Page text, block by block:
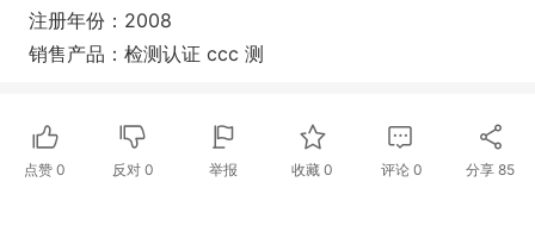
注册年份：2008
销售产品：检测认证 ccc 测
点赞 0 反对0 举报 收藏 0 评论 0 分享85